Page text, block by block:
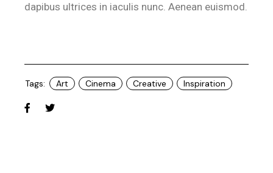
dapibus ultrices in iaculis nunc. Aenean euismod.
Tags: Art Cinema Creative Inspiration